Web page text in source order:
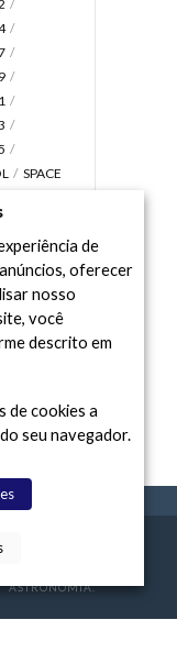
SPACE
TODAY
ASTRONOMIA.
de
oferecer
nosso
você
descrito em
de cookies a
seu navegador.